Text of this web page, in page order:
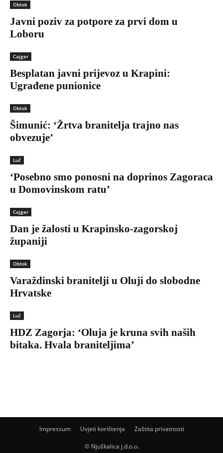
Oblok
Javni poziv za potpore za prvi dom u
Loboru
Cajger
Besplatan javni prijevoz u Krapini:
Ugrađene punionice
Oblok
Šimunić: ‘Žrtva branitelja trajno nas
obvezuje’
Luč
‘Posebno smo ponosni na doprinos Zagoraca
u Domovinskom ratu’
Cajger
Dan je žalosti u Krapinsko-zagorskoj
županiji
Oblok
Varaždinski branitelji u Oluji do slobodne
Hrvatske
Luč
HDZ Zagorja: ‘Oluja je kruna svih naših
bitaka. Hvala braniteljima’
Impressum Uvjeti korištenja Zaštita privatnosti
© Njuškalica j.d.o.o.